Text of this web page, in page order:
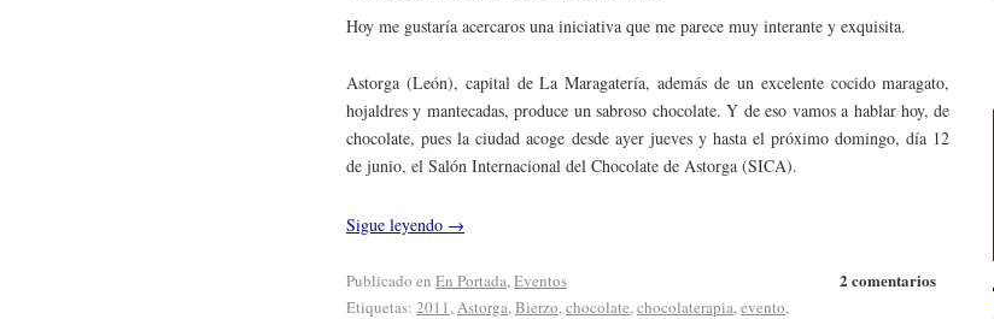
Hoy me gustaría acercaros una iniciativa que me parece muy interante y exquisita.
Astorga (León), capital de La Maragatería, además de un excelente cocido maragato,
hojaldres y mantecadas, produce un sabroso chocolate. Y de eso vamos a hablar hoy, de
chocolate, pues la ciudad acoge desde ayer jueves y hasta el próximo domingo, día 12
de junio, el Salón Internacional del Chocolate de Astorga (SICA).
Sigue leyendo →
2 comentarios
Publicado en En Portada,Eventos
Etiquetas: 2011,Astorga,Bierzo,chocolate,chocolaterapia,evento,